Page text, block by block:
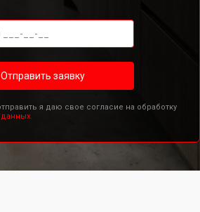
Отправить заявку
я даю свое согласие на обработку